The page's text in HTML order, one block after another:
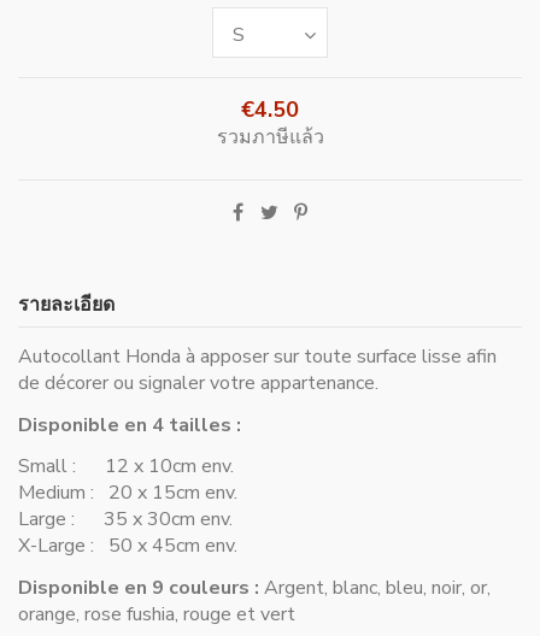
€4.50
รวมภาษีแล้ว
รายละเอียด
Autocollant Honda à apposer sur toute surface lisse afin
de décorer ou signaler votre appartenance.
Disponible en 4 tailles :
Small : 12 x 10cm env.
Medium : 20 x 15cm env.
Large : 35 x 30cm env.
X-Large : 50 x 45cm env.
Disponible en 9 couleurs : Argent, blanc, bleu, noir, or,
orange, rose fushia, rouge et vert